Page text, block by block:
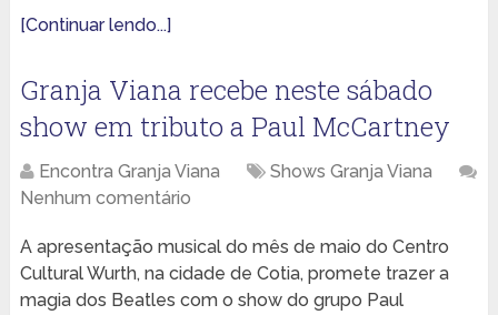
[Continuar lendo...]
Granja Viana recebe neste sábado
show em tributo a Paul McCartney
Encontra Granja Viana
Shows Granja Viana
Nenhum comentário
A apresentação musical do mês de maio do Centro
Cultural Wurth, na cidade de Cotia, promete trazer a
magia dos Beatles com o show do grupo Paul